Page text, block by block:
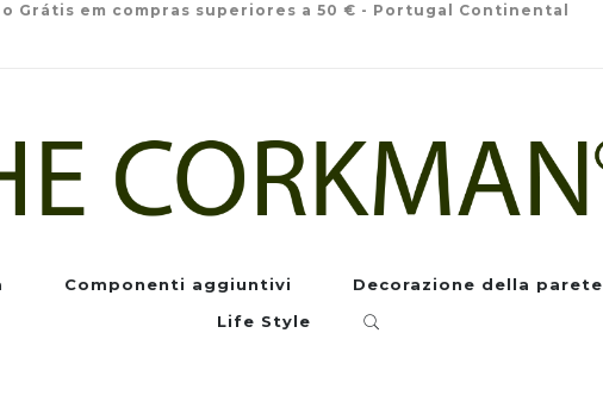
Grátis em compras superiores a 50 € - Portugal Continental
Componenti aggiuntivi Decorazione della parete
Life Style